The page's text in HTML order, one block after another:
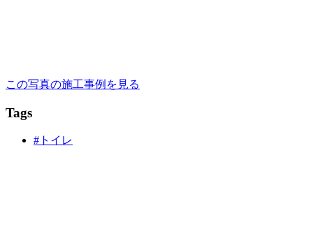
この写真の施工事例を見る
Tags
#トイレ